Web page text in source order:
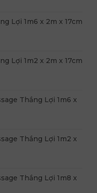
Lợi 1m6 x 2m x 17cm
Lợi 1m2 x 2m x 17cm
Thắng Lợi 1m6 x
Thắng Lợi 1m2 x
Thắng Lợi 1m8 x